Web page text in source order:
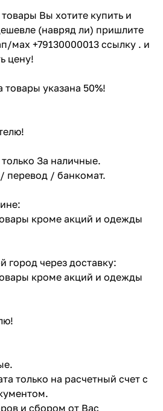
Вы хотите купить и
(навряд ли) пришлите
мах +79130000013 ссылку . и
цену!
товары указана 50%!
За наличные.
перевод / банкомат.
кроме акций и одежды
город через доставку:
кроме акций и одежды
только на расчетный счет с
и сбором от Вас